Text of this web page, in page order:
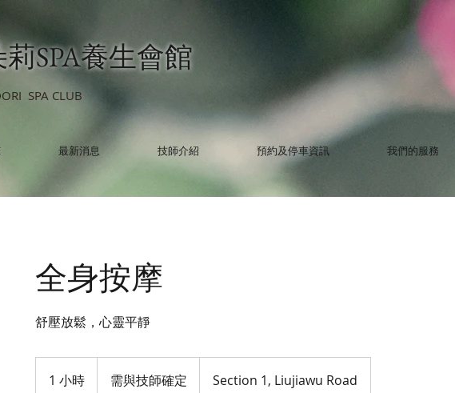
SPA養生會館
SPA CLUB
最新消息 技師介紹 預約及停車資訊 我們的服務
全身按摩
舒壓放鬆，心靈平靜
1 小時 需與技師確定 Section 1, Liujiawu Road